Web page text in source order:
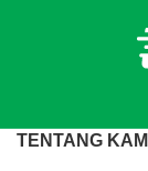
TENTANG KAMI